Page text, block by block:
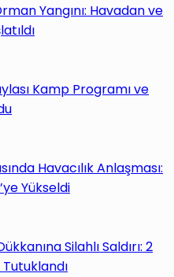
Yangını: Havadan ve
Kamp Programı ve
Havacılık Anlaşması:
Yükseldi
Silahlı Saldırı: 2